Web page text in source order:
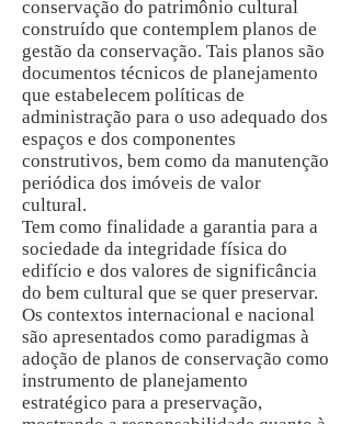
conservação do patrimônio cultural
construído que contemplem planos de
gestão da conservação. Tais planos são
documentos técnicos de planejamento
que estabelecem políticas de
administração para o uso adequado dos
espaços e dos componentes
construtivos, bem como da manutenção
periódica dos imóveis de valor
cultural.
Tem como finalidade a garantia para a
sociedade da integridade física do
edifício e dos valores de significância
do bem cultural que se quer preservar.
Os contextos internacional e nacional
são apresentados como paradigmas à
adoção de planos de conservação como
instrumento de planejamento
estratégico para a preservação,